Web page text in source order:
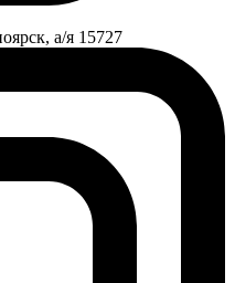
а/я 15727